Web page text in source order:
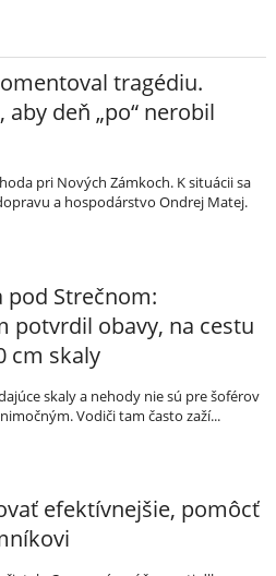
tragédiu.
deň „po“ nerobil
pri Nových Zámkoch. K situácii sa
a hospodárstvo Ondrej Matej.
Strečnom:
potvrdil obavy, na cestu
cm skaly
skaly a nehody nie sú pre šoférov
Vodiči tam často zaží...
efektívnejšie, pomôcť